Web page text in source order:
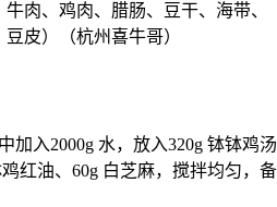
肉、鸡肉、腊肠、豆干、海带、
皮）（杭州喜牛哥）
加入2000g 水，放入320g 钵钵鸡汤
红油、60g 白芝麻，搅拌均匀，备